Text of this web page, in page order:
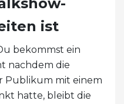
ist
bekommst ein
nachdem die
Publikum mit einem
hatte, bleibt die